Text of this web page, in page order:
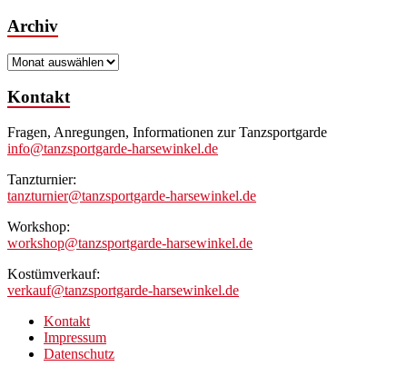
Archiv
Archiv
Kontakt
Fragen, Anregungen, Informationen zur Tanzsportgarde
info@tanzsportgarde-harsewinkel.de
Tanzturnier:
tanzturnier@tanzsportgarde-harsewinkel.de
Workshop:
workshop@tanzsportgarde-harsewinkel.de
Kostümverkauf:
verkauf@tanzsportgarde-harsewinkel.de
Kontakt
Impressum
Datenschutz